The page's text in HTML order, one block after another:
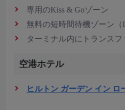
専用のKiss & Goゾーン
無料の短時間待機ゾーン（
ターミナル内にトランス
空港ホテル
ヒルトン ガーデン イン ロ